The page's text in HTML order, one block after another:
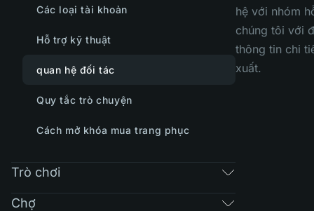
Các loại tài khoản
Hỗ trợ kỹ thuật
quan hệ đối tác
Quy tắc trò chuyện
Cách mở khóa mua trang phục
Trò chơi
Chợ
hệ với nhóm
chúng tôi với
thông tin chi
xuất.